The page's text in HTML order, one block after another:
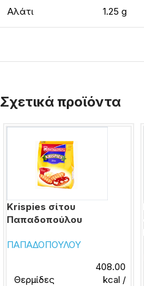
Αλάτι 1.25 g
Σχετικά προϊόντα
Krispies σίτου
Παπαδοπούλου
ΠΑΠΑΔΟΠΟΥΛΟΥ
Θερμίδες
408.00
kcal /